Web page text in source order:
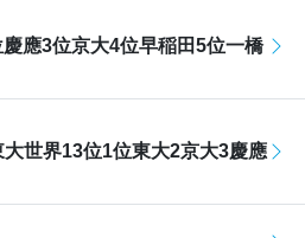
應3位京大4位早稲田5位一橋
世界13位1位東大2京大3慶應